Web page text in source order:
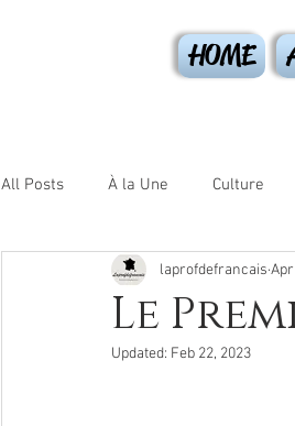
HOME
All Posts À la Une Culture
Les journées Sport
Le
laprofdefrancais
Updated: Feb 22, 2023